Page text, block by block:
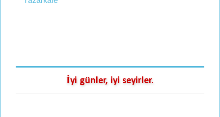
İyi günler, iyi seyirler.